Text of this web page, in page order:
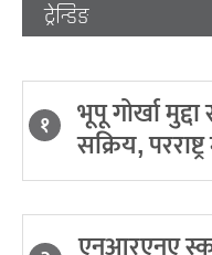
ट्रेन्डिङ
१ भूपू गोर्खा
सक्रिय,